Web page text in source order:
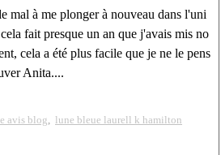
mal à me plonger à nouveau dans l'uni
fait presque un an que j'avais mis no
cela a été plus facile que je ne le pens
Anita....
avis blog, lune bleue laurell k hamilton